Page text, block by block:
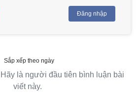
Đăng nhập
Sắp xếp theo ngày
là người đầu tiên bình luận bài
viết này.